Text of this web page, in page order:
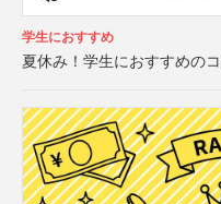
学生におすすめ
夏休み！学生におすすめの